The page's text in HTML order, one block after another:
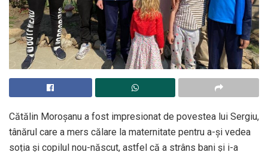
Cătălin Moroșanu a fost impresionat de povestea lui Sergiu,
tânărul care a mers călare la maternitate pentru a-și vedea
soția și copilul nou-născut, astfel că a strâns bani și i-a